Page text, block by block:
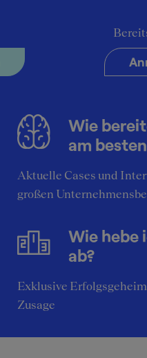
Wie
am
Aktuelle Cases und
großen
Wie hebe
ab?
Exklusive
Zusage